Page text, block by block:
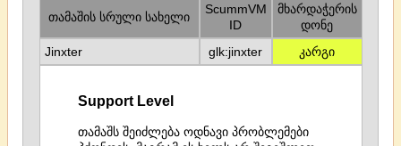
თამაშის სრული სახელი
ScummVM
ID
მხარდაჭერის
დონე
Jinxter
glk:jinxter კარგი
Support Level
თამაშს შეიძლება ოდნავი პრობლემები